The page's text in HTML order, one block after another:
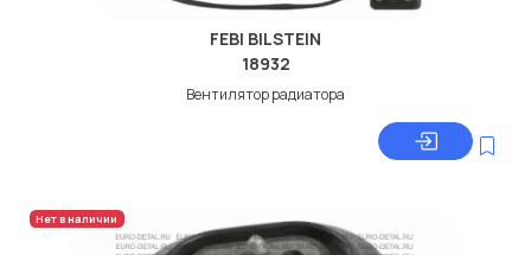
FEBI BILSTEIN
18932
Вентилятор радиатора
Нет в наличии